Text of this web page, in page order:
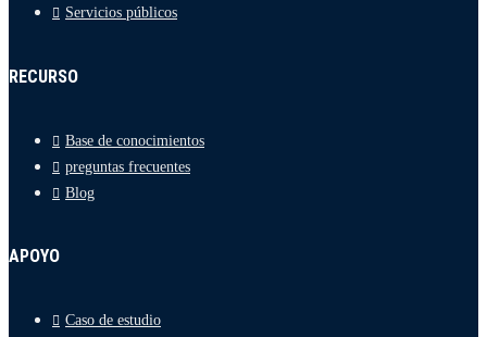
Servicios públicos
RECURSO
Base de conocimientos
preguntas frecuentes
Blog
APOYO
Caso de estudio